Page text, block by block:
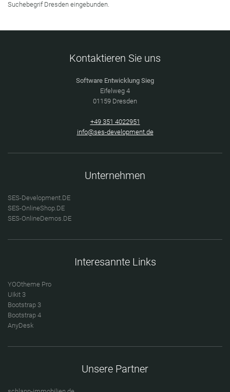
Suchebegrif Dresden eingebunden.
Kontaktieren Sie uns
Software Entwicklung Sieg
Eifelweg 4
01159 Dresden
+49 351 4022951
info@ses-development.de
Unternehmen
SES-Development.DE
SES-OnlineShop.DE
SES-OnlineDemos.DE
Interesannte Links
YOOtheme Pro
UIkit 3
Bootstrap 3
Bootstrap 4
AnyDesk
Unsere Partner